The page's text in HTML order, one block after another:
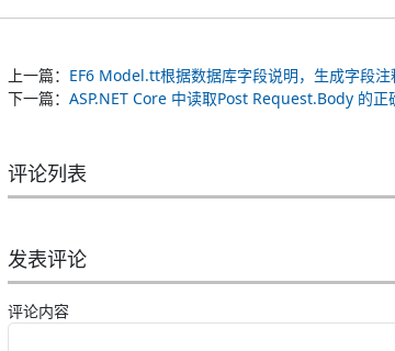
上一篇： EF6 Model.tt根据数据库字段说明，生成字段注
下一篇： ASP.NET Core 中读取Post Request.Body 的正
评论列表
发表评论
评论内容